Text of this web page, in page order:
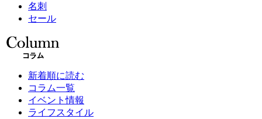
名刺
セール
新着順に読む
コラム一覧
イベント情報
ライフスタイル